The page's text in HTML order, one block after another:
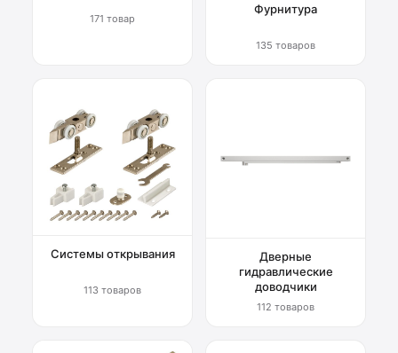
171 товар
Фурнитура
135 товаров
Системы открывания
113 товаров
Дверные
гидравлические
доводчики
112 товаров